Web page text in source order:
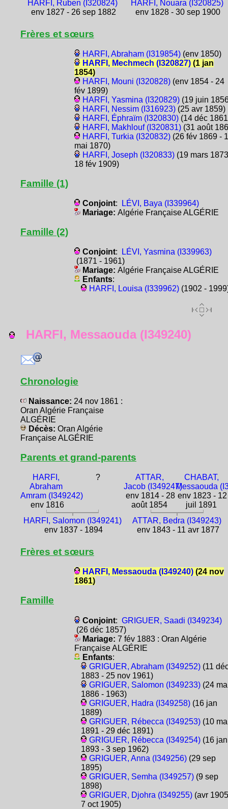
HARFI, Ruben (I320824)
env 1827 - 26 sep 1882
HARFI, Nouara (I320825)
env 1828 - 30 sep 1900
Frères et sœurs
HARFI, Abraham (I319854)(env 1850)
HARFI, Mechmech (I320827)(1 jan
1854)
HARFI, Mouni (I320828)(env 1854 - 24
fév 1899)
HARFI, Yasmina (I320829)(19 juin
HARFI, Nessim (I316923)(25 avr 1859)
HARFI, Éphraïm (I320830)(14 déc
HARFI, Makhlouf (I320831)(31 août
HARFI, Turkia (I320832)(26 fév 1869 -
mai 1870)
HARFI, Joseph (I320833)(19 mars
18 fév 1909)
Famille (1)
Conjoint:
LÉVI, Baya (I339964)
Mariage: Algérie Française ALGÉRIE
Famille (2)
Conjoint:
LÉVI, Yasmina (I339963)
(1871 - 1961)
Mariage: Algérie Française ALGÉRIE
Enfants:
HARFI, Louisa (I339962)(1902 -
HARFI, Messaouda (I349240)
Chronologie
Naissance: 24 nov 1861 :
Oran Algérie Française
ALGÉRIE
Décès: Oran Algérie
Française ALGÉRIE
Parents et grand-parents
HARFI,
Abraham
Amram (I349242)
env 1816
?
ATTAR,
Jacob (I349247)
env 1814 - 28
août 1854
CHABAT,
Messaouda
env 1823 - 12
juil 1891
HARFI, Salomon (I349241)
env 1837 - 1894
ATTAR, Bedra (I349243)
env 1843 - 11 avr 1877
Frères et sœurs
HARFI, Messaouda (I349240)(24 nov
1861)
Famille
Conjoint: GRIGUER, Saadi (I349234)
(26 déc 1857)
Mariage: 7 fév 1883 : Oran Algérie
Française ALGÉRIE
Enfants:
GRIGUER, Abraham (I349252)(11
1883 - 25 nov 1961)
GRIGUER, Salomon (I349233)(24
1886 - 1963)
GRIGUER, Hadra (I349258)(16 jan
1889)
GRIGUER, Rébecca (I349253)(10
1891 - 29 déc 1891)
GRIGUER, Rébecca (I349254)(16 jan
1893 - 3 sep 1962)
GRIGUER, Anna (I349256)(29 sep
1895)
GRIGUER, Semha (I349257)(9 sep
1898)
GRIGUER, Djohra (I349255)(avr
7 oct 1905)